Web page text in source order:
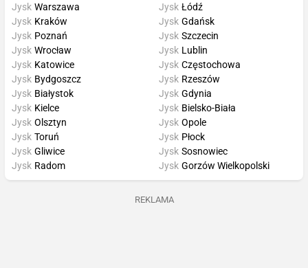
Jysk Warszawa
Jysk Kraków
Jysk Poznań
Jysk Wrocław
Jysk Łódź
Jysk Gdańsk
Jysk Szczecin
Jysk Lublin
Jysk Katowice
Jysk Bydgoszcz
Jysk Białystok
Jysk Kielce
Jysk Częstochowa
Jysk Rzeszów
Jysk Gdynia
Jysk Bielsko-Biała
Jysk Olsztyn
Jysk Toruń
Jysk Gliwice
Jysk Radom
Jysk Opole
Jysk Płock
Jysk Sosnowiec
Jysk Gorzów Wielkopolski
REKLAMA